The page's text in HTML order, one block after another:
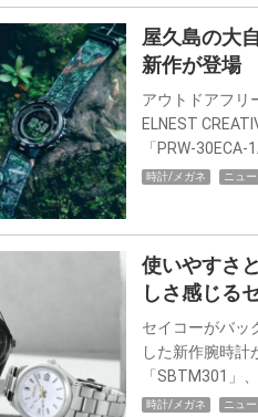
屋久島の大
新作が登場
アウトドアフリ
ELNEST
「PRW-
時計/メガネ ニュー
使いやすさ
しさ感じる
セイコーがバッ
した新作腕時計
「SBTM301」
時計/メガネ ニュー